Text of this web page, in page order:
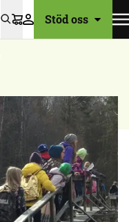
VarukorgStöd oss